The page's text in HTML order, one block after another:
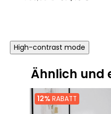
High-contrast mode
Ähnlich und
12% RABATT